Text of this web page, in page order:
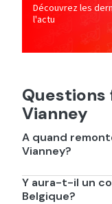
Découvrez les
l'actu
Vianney
A quand
Vianney?
Sa dernière
Y aura-t-il un
Belgique?